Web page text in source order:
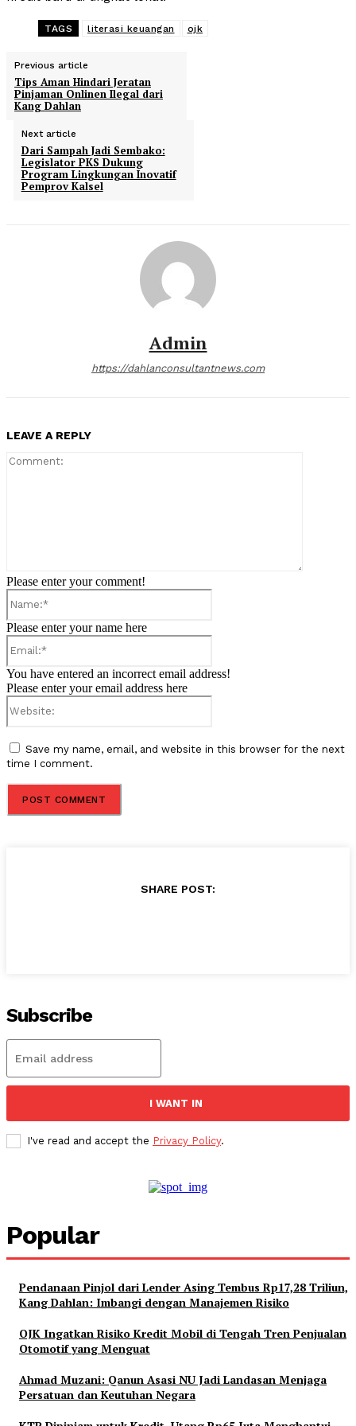
TAGS literasi keuangan ojk
Previous article
Tips Aman Hindari Jeratan
Pinjaman Onlinen Ilegal dari
Kang Dahlan
Next article
Dari Sampah Jadi Sembako:
Legislator PKS Dukung
Program Lingkungan Inovatif
Pemprov Kalsel
Admin
https://dahlanconsultantnews.com
LEAVE A REPLY
Please enter your comment!
Please enter your name here
You have entered an incorrect email address!
Please enter your email address here
Save my name, email, and website in this browser for the next
time I comment.
SHARE POST:
Subscribe
I WANT IN
I've read and accept the Privacy Policy.
Popular
Pendanaan Pinjol dari Lender Asing Tembus Rp17,28 Triliun,
Kang Dahlan: Imbangi dengan Manajemen Risiko
OJK Ingatkan Risiko Kredit Mobil di Tengah Tren Penjualan
Otomotif yang Menguat
Ahmad Muzani: Qanun Asasi NU Jadi Landasan Menjaga
Persatuan dan Keutuhan Negara